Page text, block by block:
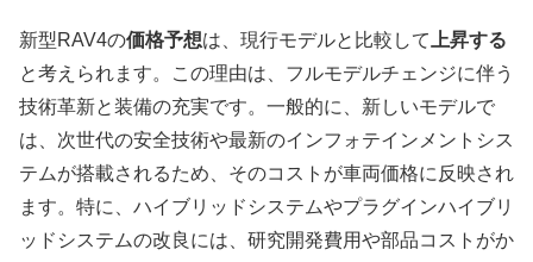
新型RAV4の価格予想は、現行モデルと比較して
上昇する
と考えられます。この理由は、フルモデルチェンジに伴う
技術革新と装備の充実です。一般的に、新しいモデルで
は、次世代の安全技術や最新のインフォテインメントシス
テムが搭載されるため、そのコストが車両価格に反映され
ます。特に、ハイブリッドシステムやプラグインハイブリ
ッドシステムの改良には、研究開発費用や部品コストがか